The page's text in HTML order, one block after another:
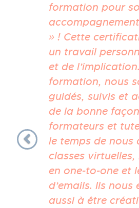
formation pour
» ! Cette
un travail
et de
formation, nous
guidés, suivis et
de la bonne
formateurs et
le temps de nous
classes virtuelles,
en one-to-one et
d’emails. Ils
aussi à être